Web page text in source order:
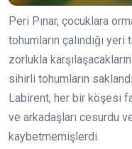
Peri Pınar, çocuklara
tohumların çalındığı
zorlukla
sihirli tohumların
Labirent, her bir köşesi
ve arkadaşları cesurdu
kaybetmemişlerdi.